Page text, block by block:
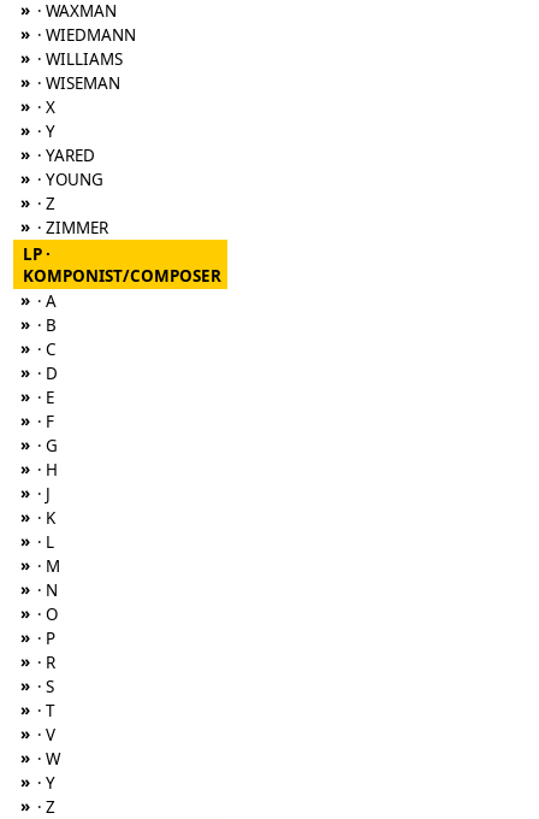
» · WAXMAN
» · WIEDMANN
» · WILLIAMS
» · WISEMAN
» · X
» · Y
» · YARED
» · YOUNG
» · Z
» · ZIMMER
LP ·
KOMPONIST/COMPOSER
» · A
» · B
» · C
» · D
» · E
» · F
» · G
» · H
» · J
» · K
» · L
» · M
» · N
» · O
» · P
» · R
» · S
» · T
» · V
» · W
» · Y
» · Z